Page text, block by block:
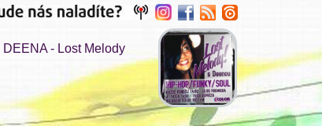
DEENA - Lost Melody